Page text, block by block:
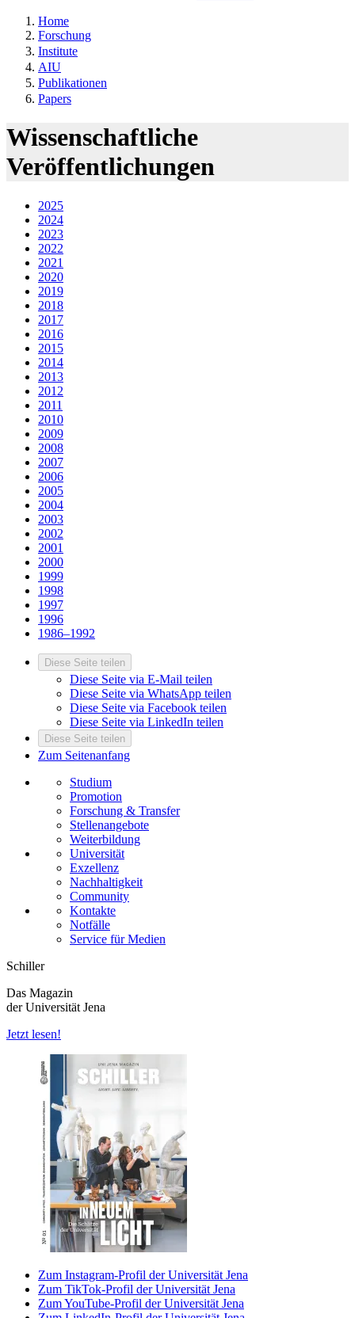
Home
Forschung
Institute
AIU
Publikationen
Papers
Wissenschaftliche
Veröffentlichungen
2025
2024
2023
2022
2021
2020
2019
2018
2017
2016
2015
2014
2013
2012
2011
2010
2009
2008
2007
2006
2005
2004
2003
2002
2001
2000
1999
1998
1997
1996
1986–1992
Diese Seite teilen
Diese Seite via E-Mail teilen
Diese Seite via WhatsApp teilen
Diese Seite via Facebook teilen
Diese Seite via LinkedIn teilen
Diese Seite teilen
Zum Seitenanfang
Studium
Promotion
Forschung & Transfer
Stellenangebote
Weiterbildung
Universität
Exzellenz
Nachhaltigkeit
Community
Kontakte
Notfälle
Service für Medien
Schiller
Das Magazin
der Universität Jena
Jetzt lesen!
Zum Instagram-Profil der Universität Jena
Zum TikTok-Profil der Universität Jena
Zum YouTube-Profil der Universität Jena